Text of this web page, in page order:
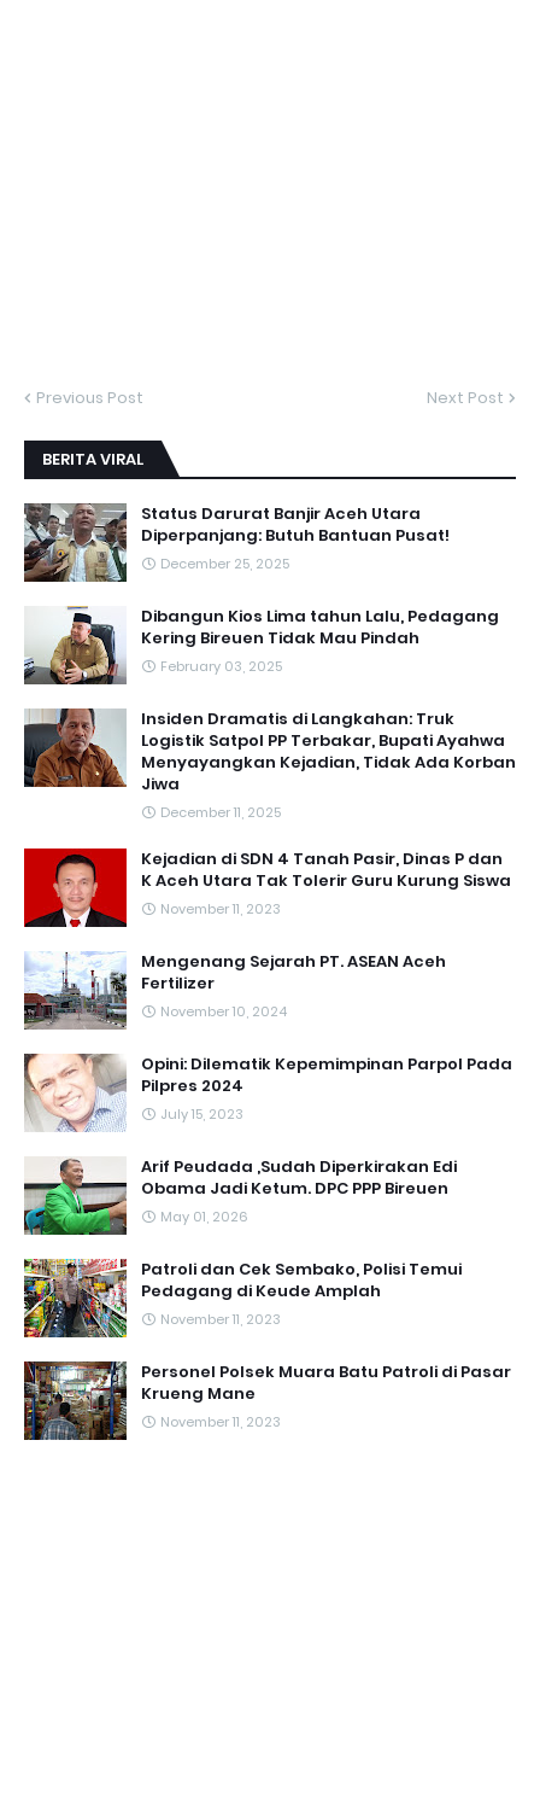
Previous Post Next Post
BERITA VIRAL
Status Darurat Banjir Aceh Utara
Diperpanjang: Butuh Bantuan Pusat!
December 25, 2025
Dibangun Kios Lima tahun Lalu, Pedagang
Kering Bireuen Tidak Mau Pindah
February 03, 2025
Insiden Dramatis di Langkahan: Truk
Logistik Satpol PP Terbakar, Bupati Ayahwa
Menyayangkan Kejadian, Tidak Ada Korban
Jiwa
December 11, 2025
Kejadian di SDN 4 Tanah Pasir, Dinas P dan
K Aceh Utara Tak Tolerir Guru Kurung Siswa
November 11, 2023
Mengenang Sejarah PT. ASEAN Aceh
Fertilizer
November 10, 2024
Opini: Dilematik Kepemimpinan Parpol Pada
Pilpres 2024
July 15, 2023
Arif Peudada ,Sudah Diperkirakan Edi
Obama Jadi Ketum. DPC PPP Bireuen
May 01, 2026
Patroli dan Cek Sembako, Polisi Temui
Pedagang di Keude Amplah
November 11, 2023
Personel Polsek Muara Batu Patroli di Pasar
Krueng Mane
November 11, 2023